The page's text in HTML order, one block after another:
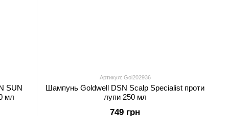
SUN
мл
Артикул: Gol202936
Шампунь Goldwell DSN Scalp Specialist проти
лупи 250 мл
749 грн